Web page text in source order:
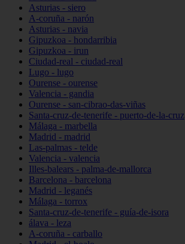
Asturias - siero
A-coruña - narón
Asturias - navia
Gipuzkoa - hondarribia
Gipuzkoa - irun
Ciudad-real - ciudad-real
Lugo - lugo
Ourense - ourense
Valencia - gandia
Ourense - san-cibrao-das-viñas
Santa-cruz-de-tenerife - puerto-de-la-cruz
Málaga - marbella
Madrid - madrid
Las-palmas - telde
Valencia - valencia
Illes-balears - palma-de-mallorca
Barcelona - barcelona
Madrid - leganés
Málaga - torrox
Santa-cruz-de-tenerife - guía-de-isora
álava - leza
A-coruña - carballo